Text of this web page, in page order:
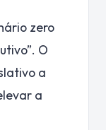
zero
O
a
a